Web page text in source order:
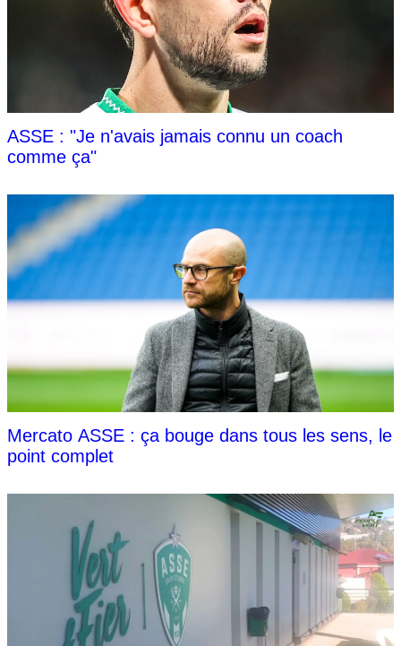
ASSE : "Je n'avais jamais connu un coach
comme ça"
Mercato ASSE : ça bouge dans tous les sens, le
point complet